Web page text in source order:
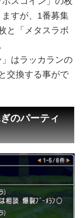
すが、1番募集
と「メタスラボ
はラッカランの
交換する事がで
のパーティ